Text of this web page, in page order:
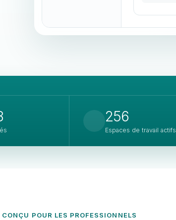
256
Espaces de travail actifs
CONÇU POUR LES PROFESSIONNELS